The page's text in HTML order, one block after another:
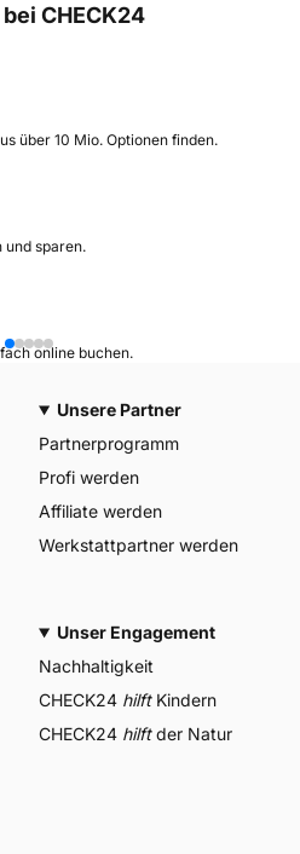
CHECK24
über 10 Mio. Optionen finden.
und sparen.
online buchen.
Unsere Partner
Partnerprogramm
Profi werden
Affiliate werden
Werkstattpartner werden
Unser Engagement
Nachhaltigkeit
CHECK24 hilftKindern
CHECK24 hilftder Natur